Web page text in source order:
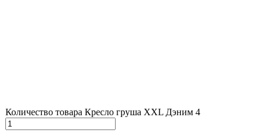
Количество товара Кресло груша XXL Дэним 4